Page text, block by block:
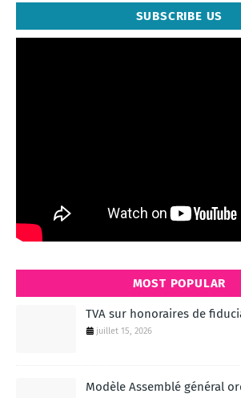
SUBSCRIBE US
MOST POPULAR
TVA sur honoraires de
juillet 15, 2026
Modèle Assemblé général